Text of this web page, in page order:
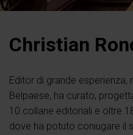
Christian
Editor di grande
Belpaese, ha curato,
10 collane editoriali e oltre
dove ha potuto coniugare il